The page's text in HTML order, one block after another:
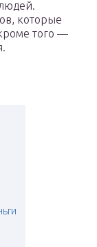
которые
того —